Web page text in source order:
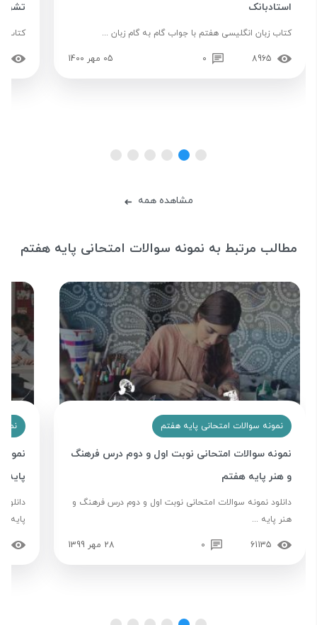
استادبانک
کتاب زبان انگلیسی هفتم با جواب گام به گام زبان ...
8965
0 05 مهر 1400
کتاب
مشاهده همه ➜
مطالب مرتبط به نمونه سوالات امتحانی پایه هفتم
نمونه سوالات امتحانی پایه هفتم
نمونه سوالات امتحانی نوبت اول و دوم درس فرهنگ
و هنر پایه هفتم
دانلود نمونه سوالات امتحانی نوبت اول و دوم درس فرهنگ و
هنر پایه ...
61135
0 28 مهر 1399
پایه
پایه ...